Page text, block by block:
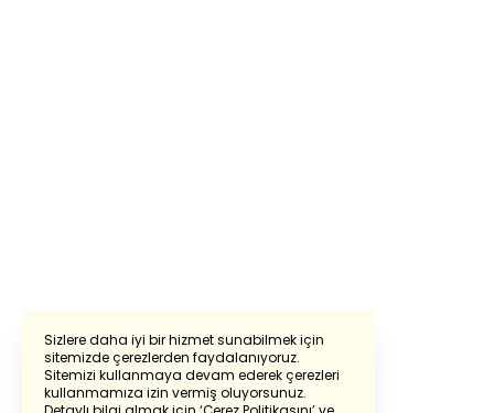
Sizlere daha iyi bir hizmet sunabilmek için
sitemizde çerezlerden faydalanıyoruz.
Sitemizi kullanmaya devam ederek çerezleri
kullanmamıza izin vermiş oluyorsunuz.
Powered by Translate